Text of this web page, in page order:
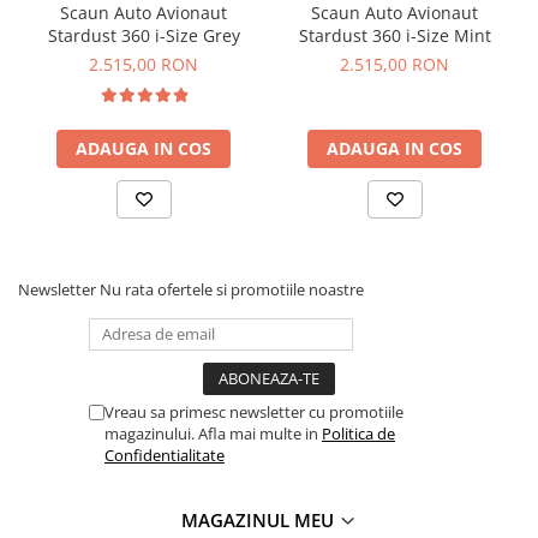
Sistemul integrat de protectie la impact lateral utilizeaza o
structura tip fagure pentru absorbtia energiei:
protectie pentru cap, gat si solduri
reducerea fortelor in caz de impact lateral
siguranta crescuta in zonele critice
Confort premium pentru copil
– materiale naturale si
ergonomie
confort:
tesaturi din bambus moale, hipoalergenice
insert ergonomic pentru nou-nascut
tetiera reglabila in 8 pozitii
3 pozitii de inclinare pentru somn si relaxare
Perfect pentru calatorii lungi sau utilizare zilnica.
Captuseala Hydro Protect –
igiena si protectie
Noua captuseala Hydro Protect aduce beneficii esentiale:
Scaun Auto Avionaut
Stardust 360 i-Size Grey
2.515,00 RON
ADAUGA IN COS
Scaun Auto Avionaut
Stardust 360 i-Size Mint
2.515,00 RON
ADAUGA IN COS
Newsletter Nu rata ofertele si promotiile noastre
Vreau sa primesc newsletter cu promotiile
magazinului. Afla mai multe in Politica de
Confidentialitate
MAGAZINUL MEU